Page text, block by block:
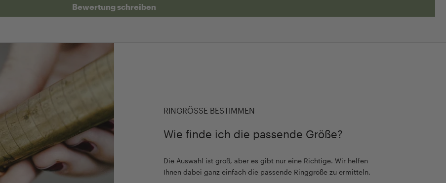
Bewertung schreiben
RINGRÖSSE BESTIMMEN
Wie finde ich die passende Größe?
Die Auswahl ist groß, aber es gibt nur eine Richtige. Wir helfen
Ihnen dabei ganz einfach die passende Ringgröße zu ermitteln.